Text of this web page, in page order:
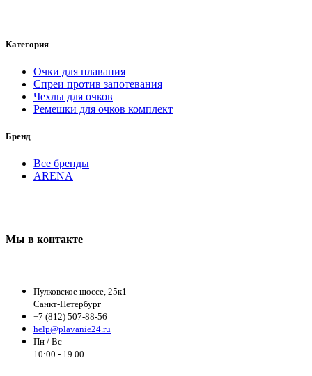
Категория
Очки для плавания
Спреи против запотевания
Чехлы для очков
Ремешки для очков комплект
Бренд
Все бренды
ARENA
Мы в контакте
Пулковское шоссе, 25к1
Санкт-Петербург
+7 (812) 507-88-56
help@plavanie24.ru
Пн / Вс
10:00 - 19.00